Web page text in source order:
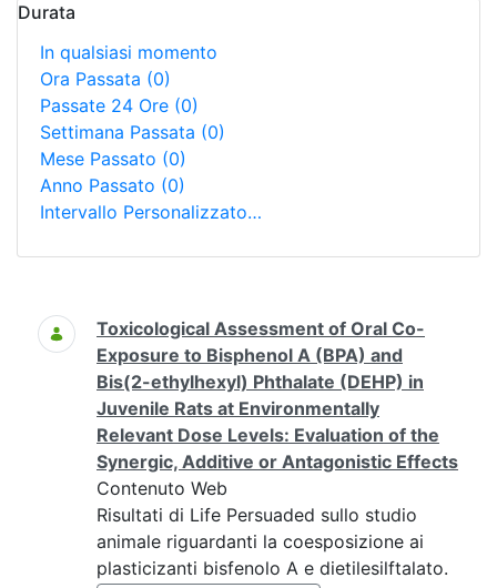
Durata
In qualsiasi momento
Ora Passata (0)
Passate 24 Ore (0)
Settimana Passata (0)
Mese Passato (0)
Anno Passato (0)
Intervallo Personalizzato…
Ricerca
Toxicological Assessment of Oral Co-
Exposure to Bisphenol A (BPA) and
Bis(2-ethylhexyl) Phthalate (DEHP) in
Juvenile Rats at Environmentally
Relevant Dose Levels: Evaluation of the
Synergic, Additive or Antagonistic Effects
Contenuto Web
Risultati di Life Persuaded sullo studio
animale riguardanti la coesposizione ai
plasticizanti bisfenolo A e dietilesilftalato.